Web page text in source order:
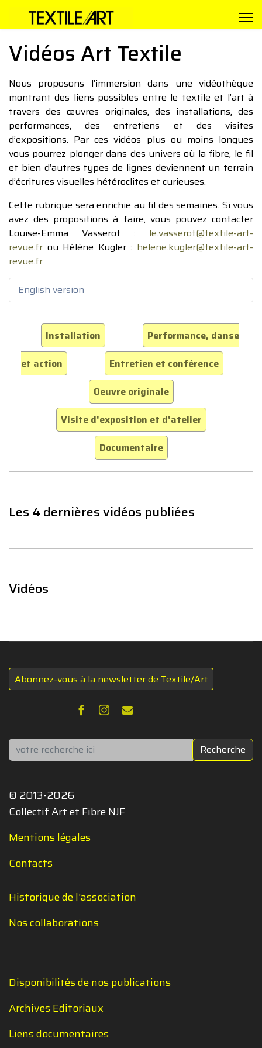
Vidéos Art Textile
Nous proposons l’immersion dans une vidéothèque
montrant des liens possibles entre le textile et l’art à
travers des œuvres originales, des installations, des
performances, des entretiens et des visites
d’expositions. Par ces vidéos plus ou moins longues
vous pourrez plonger dans des univers où la fibre, le fil
et bien d’autres types de lignes deviennent un terrain
d’écritures visuelles hétéroclites et curieuses.
Cette rubrique sera enrichie au fil des semaines. Si vous
avez des propositions à faire, vous pouvez contacter
Louise-Emma Vasserot : le.vasserot@textile-art-
revue.fr ou Hélène Kugler : helene.kugler@textile-art-
revue.fr
English version
Installation
Performance, danse
et action
Entretien et conférence
Oeuvre originale
Visite d'exposition et d'atelier
Documentaire
Les 4 dernières vidéos publiées
Vidéos
Abonnez-vous à la newsletter de Textile/Art
Rechercher Recherche
© 2013-2026
Collectif Art et Fibre NJF
Mentions légales
Contacts
Historique de l'association
Nos collaborations
Disponibilités de nos publications
Archives Editoriaux
Liens documentaires